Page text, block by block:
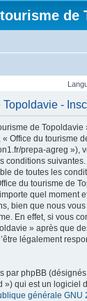
de
-
de
Office du tourisme
prepa-agreg »),
conditions
de toutes les
du tourisme de
quel moment
bien que nous
En effet, si vous
» après que
légalement
par phpBB
») qui est un logiciel
générale GNU